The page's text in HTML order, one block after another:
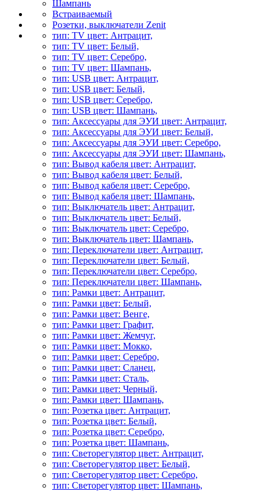
Шампань
Встраиваемый
Розетки, выключатели Zenit
тип: TV цвет: Антрацит,
тип: TV цвет: Белый,
тип: TV цвет: Серебро,
тип: TV цвет: Шампань,
тип: USB цвет: Антрацит,
тип: USB цвет: Белый,
тип: USB цвет: Серебро,
тип: USB цвет: Шампань,
тип: Аксессуары для ЭУИ цвет: Антрацит,
тип: Аксессуары для ЭУИ цвет: Белый,
тип: Аксессуары для ЭУИ цвет: Серебро,
тип: Аксессуары для ЭУИ цвет: Шампань,
тип: Вывод кабеля цвет: Антрацит,
тип: Вывод кабеля цвет: Белый,
тип: Вывод кабеля цвет: Серебро,
тип: Вывод кабеля цвет: Шампань,
тип: Выключатель цвет: Антрацит,
тип: Выключатель цвет: Белый,
тип: Выключатель цвет: Серебро,
тип: Выключатель цвет: Шампань,
тип: Переключатели цвет: Антрацит,
тип: Переключатели цвет: Белый,
тип: Переключатели цвет: Серебро,
тип: Переключатели цвет: Шампань,
тип: Рамки цвет: Антрацит,
тип: Рамки цвет: Белый,
тип: Рамки цвет: Венге,
тип: Рамки цвет: Графит,
тип: Рамки цвет: Жемчуг,
тип: Рамки цвет: Мокко,
тип: Рамки цвет: Серебро,
тип: Рамки цвет: Сланец,
тип: Рамки цвет: Сталь,
тип: Рамки цвет: Черный,
тип: Рамки цвет: Шампань,
тип: Розетка цвет: Антрацит,
тип: Розетка цвет: Белый,
тип: Розетка цвет: Серебро,
тип: Розетка цвет: Шампань,
тип: Светорегулятор цвет: Антрацит,
тип: Светорегулятор цвет: Белый,
тип: Светорегулятор цвет: Серебро,
тип: Светорегулятор цвет: Шампань,